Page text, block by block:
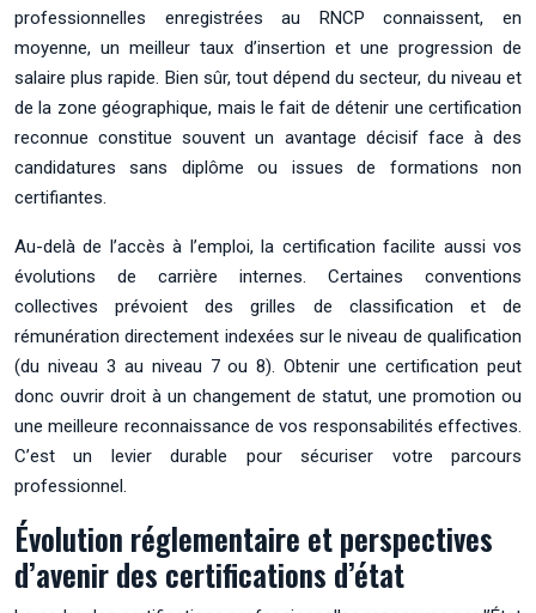
professionnelles enregistrées au RNCP connaissent, en
moyenne, un meilleur taux d’insertion et une progression de
salaire plus rapide. Bien sûr, tout dépend du secteur, du niveau et
de la zone géographique, mais le fait de détenir une certification
reconnue constitue souvent un avantage décisif face à des
candidatures sans diplôme ou issues de formations non
certifiantes.
Au-delà de l’accès à l’emploi, la certification facilite aussi vos
évolutions de carrière internes. Certaines conventions
collectives prévoient des grilles de classification et de
rémunération directement indexées sur le niveau de qualification
(du niveau 3 au niveau 7 ou 8). Obtenir une certification peut
donc ouvrir droit à un changement de statut, une promotion ou
une meilleure reconnaissance de vos responsabilités effectives.
C’est un levier durable pour sécuriser votre parcours
professionnel.
Évolution réglementaire et perspectives
d’avenir des certifications d’état